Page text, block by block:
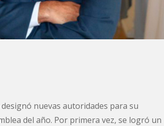
nuevas autoridades para su
del año. Por primera vez, se logró un